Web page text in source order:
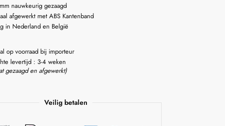
nauwkeurig gezaagd
afgewerkt met ABS Kantenband
in Nederland en België
op voorraad bij importeur
levertijd : 3-4 weken
gezaagd en afgewerkt)
Veilig betalen